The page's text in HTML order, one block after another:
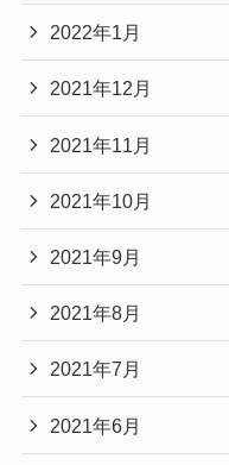
2022年1月
2021年12月
2021年11月
2021年10月
2021年9月
2021年8月
2021年7月
2021年6月